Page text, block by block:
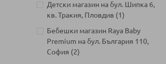
Детски магазин на бул. Шипка 6,
кв. Тракия, Пловдив
1
артикул
Бебешки магазин Raya Baby
Premium на бул. България 110,
София
2
артикули